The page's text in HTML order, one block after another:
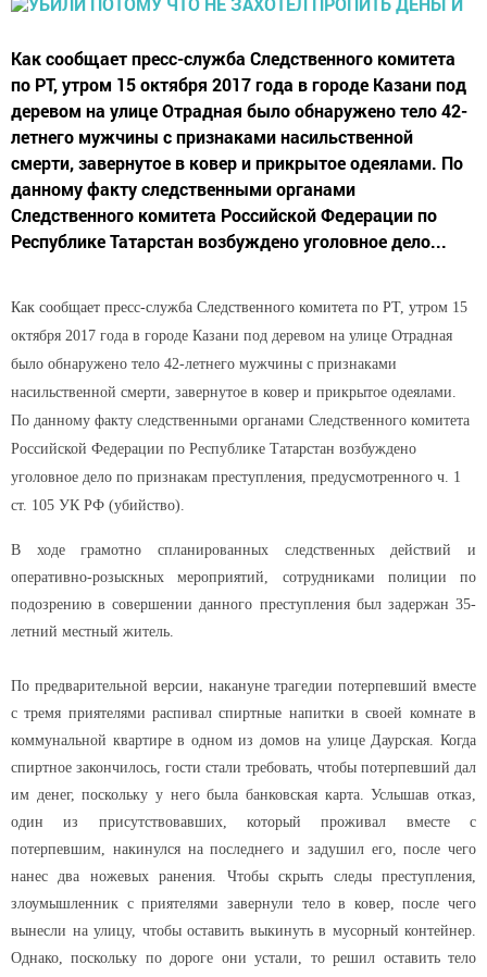
Как сообщает пресс-служба Следственного комитета
по РТ, утром 15 октября 2017 года в городе Казани под
деревом на улице Отрадная было обнаружено тело 42-
летнего мужчины с признаками насильственной
смерти, завернутое в ковер и прикрытое одеялами. По
данному факту следственными органами
Следственного комитета Российской Федерации по
Республике Татарстан возбуждено уголовное дело...
Как сообщает пресс-служба Следственного комитета по РТ, утром 15
октября 2017 года в городе Казани под деревом на улице Отрадная
было обнаружено тело 42-летнего мужчины с признаками
насильственной смерти, завернутое в ковер и прикрытое одеялами.
По данному факту следственными органами Следственного комитета
Российской Федерации по Республике Татарстан возбуждено
уголовное дело по признакам преступления, предусмотренного ч. 1
ст. 105 УК РФ (убийство).
В ходе грамотно спланированных следственных действий и
оперативно-розыскных мероприятий, сотрудниками полиции по
подозрению в совершении данного преступления был задержан 35-
летний местный житель.
По предварительной версии, накануне трагедии потерпевший вместе
с тремя приятелями распивал спиртные напитки в своей комнате в
коммунальной квартире в одном из домов на улице Даурская. Когда
спиртное закончилось, гости стали требовать, чтобы потерпевший дал
им денег, поскольку у него была банковская карта. Услышав отказ,
один из присутствовавших, который проживал вместе с
потерпевшим, накинулся на последнего и задушил его, после чего
нанес два ножевых ранения. Чтобы скрыть следы преступления,
злоумышленник с приятелями завернули тело в ковер, после чего
вынесли на улицу, чтобы оставить выкинуть в мусорный контейнер.
Однако, поскольку по дороге они устали, то решил оставить тело